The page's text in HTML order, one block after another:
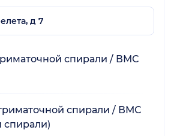
д 7
спирали / ВМС
спирали / ВМС
спирали)